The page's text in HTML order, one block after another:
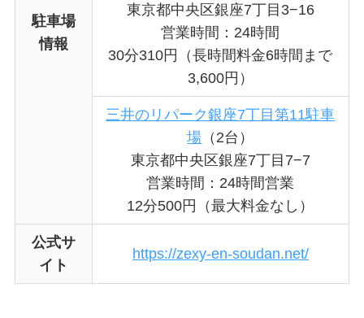
駐車場
情報
東京都中央区銀座7丁目3−16
営業時間：24時間
30分310円（長時間料金6時間まで
3,600円）
三井のリパーク銀座7丁目第11駐車
場 （2台）
東京都中央区銀座7丁目7−7
営業時間：24時間営業
12分500円（最大料金なし）
公式サ
イト
https://zexy-en-soudan.net/